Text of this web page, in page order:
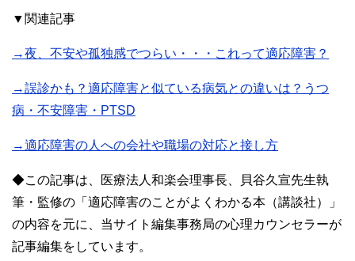
▼関連記事
→夜、不安や孤独感でつらい・・・これって適応障害？
→誤診かも？適応障害と似ている病気との違いは？うつ
病・不安障害・PTSD
→適応障害の人への会社や職場の対応と接し方
◆この記事は、医療法人和楽会理事長、貝谷久宣先生執
筆・監修の「適応障害のことがよくわかる本（講談社）」
の内容を元に、当サイト編集事務局の心理カウンセラーが
記事編集をしています。